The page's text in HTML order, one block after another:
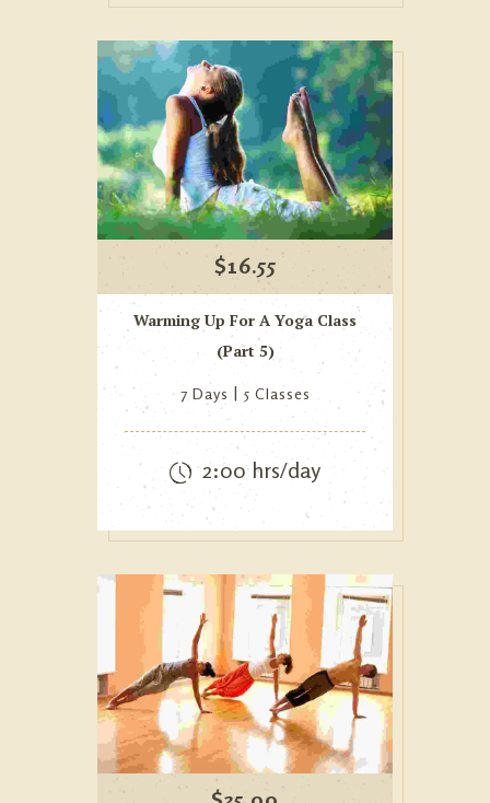
$16.55
Warming Up For A Yoga Class
(Part 5)
7 Days 5 Classes
2:00 hrs/day